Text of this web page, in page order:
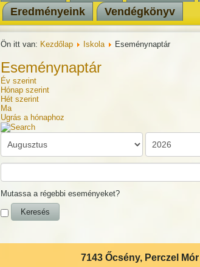
Eredményeink
Vendégkönyv
Ön itt van: Kezdőlap Iskola Eseménynaptár
Eseménynaptár
Év szerint
Hónap szerint
Hét szerint
Ma
Ugrás a hónaphoz
Mutassa a régebbi eseményeket?
7143 Őcsény, Perczel